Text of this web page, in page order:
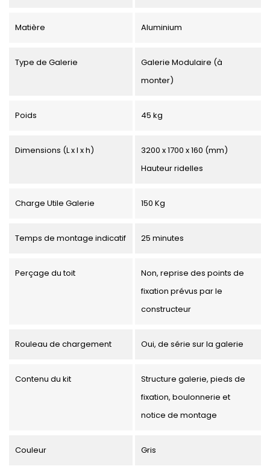
Matière Aluminium
Type de Galerie
Galerie Modulaire (à
monter)
Poids 45 kg
Dimensions (L x l x h)
3200 x 1700 x 160 (mm)
Hauteur ridelles
Charge Utile Galerie 150 Kg
Temps de montage indicatif 25 minutes
Perçage du toit
Non, reprise des points de
fixation prévus par le
constructeur
Rouleau de chargement Oui, de série sur la galerie
Contenu du kit
Structure galerie, pieds de
fixation, boulonnerie et
notice de montage
Couleur Gris